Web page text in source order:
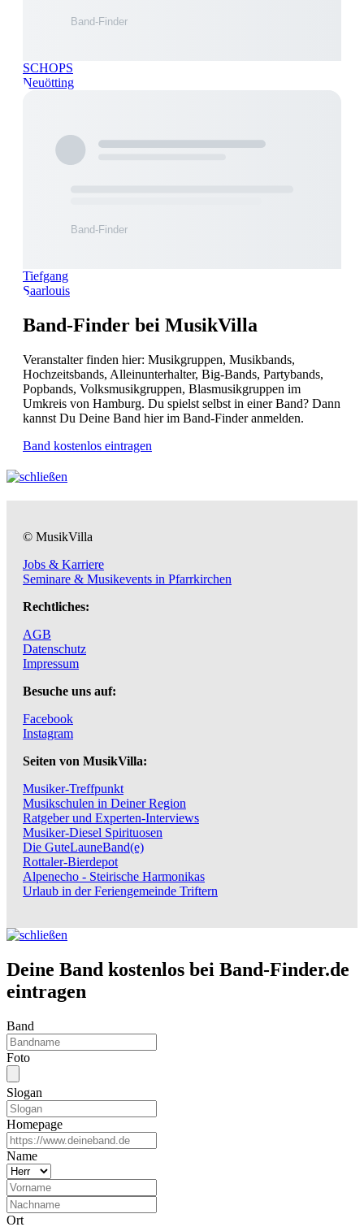
SCHOPS
Neuötting
Tiefgang
Saarlouis
Band-Finder bei MusikVilla
Veranstalter finden hier: Musikgruppen, Musikbands,
Hochzeitsbands, Alleinunterhalter, Big-Bands, Partybands,
Popbands, Volksmusikgruppen, Blasmusikgruppen im
Umkreis von Hamburg. Du spielst selbst in einer Band? Dann
kannst Du Deine Band hier im Band-Finder anmelden.
Band kostenlos eintragen
© MusikVilla
Jobs & Karriere
Seminare & Musikevents in Pfarrkirchen
Rechtliches:
AGB
Datenschutz
Impressum
Besuche uns auf:
Facebook
Instagram
Seiten von MusikVilla:
Musiker-Treffpunkt
Musikschulen in Deiner Region
Ratgeber und Experten-Interviews
Musiker-Diesel Spirituosen
Die GuteLauneBand(e)
Rottaler-Bierdepot
Alpenecho - Steirische Harmonikas
Urlaub in der Feriengemeinde Triftern
Deine Band kostenlos bei Band-Finder.de
eintragen
Band
Foto
Slogan
Homepage
Name
Ort